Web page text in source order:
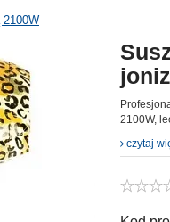
2100W,
czytaj